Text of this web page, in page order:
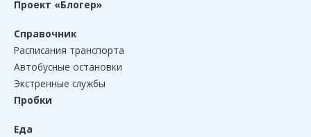
Проект «Блогер»
Справочник
Расписания транспорта
Автобусные остановки
Экстренные службы
Пробки
Еда